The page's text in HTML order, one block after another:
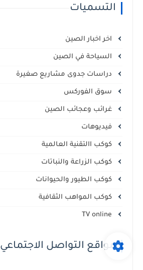
التسميات
اخر اخبار الصين
السياحة في الصين
دراسات جدوى مشاريع صغيرة
سوق الفوركس
غرائب وعجائب الصين
فيديوهات
كوكب االتقنية العالمية
كوكب الزراعة والنباتات
كوكب الطيور والحيوانات
كوكب المواهب الثقافية
مواقع التواصل الاجتماعي